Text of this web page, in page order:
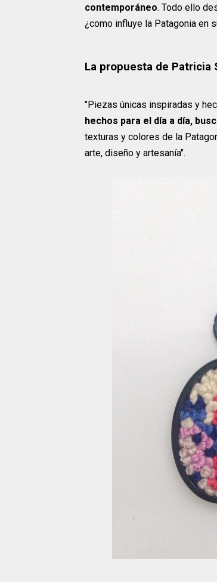
contemporáneo. Todo ello
¿como influye la Patagonia en
La propuesta de Patricia
"Piezas únicas inspiradas y
hechos para el día a día,
texturas y colores de la
arte, diseño y artesanía".